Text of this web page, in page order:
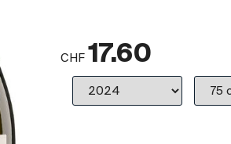
CHF 17.60